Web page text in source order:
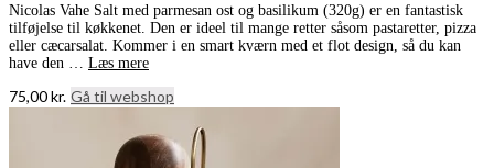
Nicolas Vahe Salt med parmesan ost og basilikum (320g) er en fantastisk
tilføjelse til køkkenet. Den er ideel til mange retter såsom pastaretter, pizza
eller cæcarsalat. Kommer i en smart kværn med et flot design, så du kan
have den … Læs mere
75,00kr. Gå til webshop